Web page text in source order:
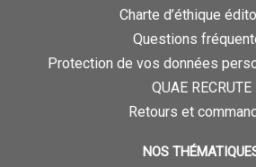
Charte d’éthique
Questions
Protection de vos données
QUAE RECRUTE
Retours et
NOS